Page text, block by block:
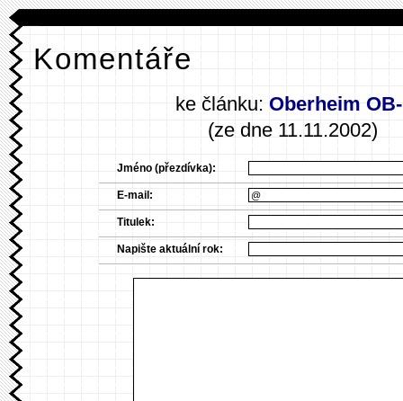
Komentáře
ke článku: Oberheim
(ze dne 11.11.2002)
Jméno (přezdívka):
E-mail:
Titulek:
Napište aktuální rok: